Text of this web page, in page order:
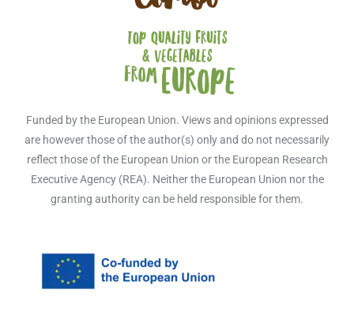
Funded by the European Union. Views and opinions expressed
are however those of the author(s) only and do not necessarily
reflect those of the European Union or the European Research
Executive Agency (REA). Neither the European Union nor the
granting authority can be held responsible for them.